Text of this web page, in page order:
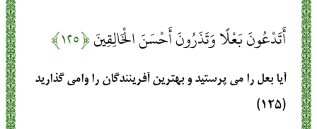
أَتَدْعُونَ بَعْلًا وَتَذَرُونَ أَحْسَنَ الْخَالِقِينَ﴿۱۲۵﴾
آيا بعل را مى ‏پرستيد و بهترين آفرينندگان را وامى‏ گذاريد
(۱۲۵)